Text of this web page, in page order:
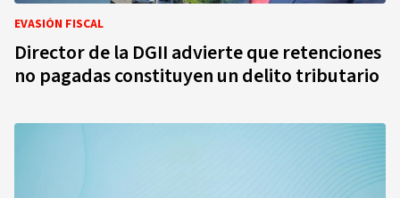
EVASIÓN FISCAL
Director de la DGII advierte que retenciones
no pagadas constituyen un delito tributario